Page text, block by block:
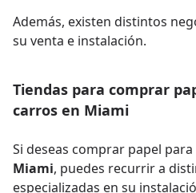
Además, existen distintos
su venta e instalación.
Tiendas para comprar
carros en Miami
Si deseas comprar papel
Miami, puedes recurrir a
especializadas en su